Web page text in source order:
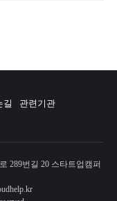
길 관련기관
289번길 20 스타트업캠퍼